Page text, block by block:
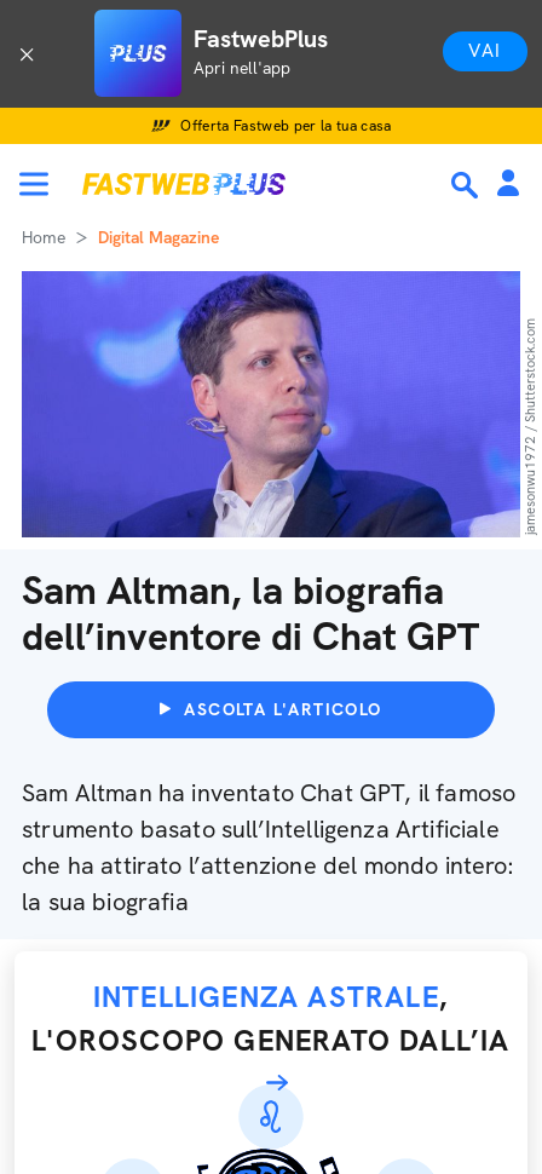
FastwebPlus
Apri nell'app
VAI
Offerta Fastweb per la tua casa
Home Digital Magazine
Sam Altman, la biografia
dell’inventore di Chat GPT
ASCOLTA L'ARTICOLO
Sam Altman ha inventato Chat GPT, il famoso
strumento basato sull’Intelligenza Artificiale
che ha attirato l’attenzione del mondo intero:
la sua biografia
jamesonwu1972 / Shutterstock.com
INTELLIGENZA ASTRALE,
L'OROSCOPO GENERATO DALL’IA